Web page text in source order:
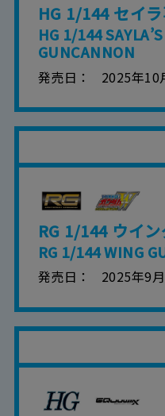
HG 1/144 セイ
HG 1/144
GUNCANNON
発売日 2025年10
RG 1/144 ウイ
RG 1/144 WING
発売日 2025年9